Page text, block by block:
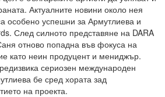
Актуалните новини около нея
особено успешни за Армутлиева и
След силното представяне на DARA
отново попадна във фокуса на
като неин продуцент и мениджър.
сериозен международен
бе сред хората зад
на проекта.